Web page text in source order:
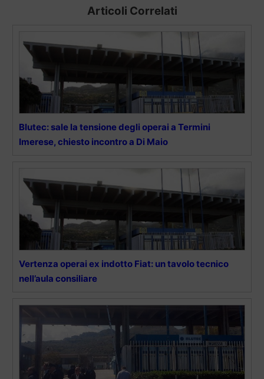
Articoli Correlati
Blutec: sale la tensione degli operai a Termini
Imerese, chiesto incontro a Di Maio
Vertenza operai ex indotto Fiat: un tavolo tecnico
nell’aula consiliare